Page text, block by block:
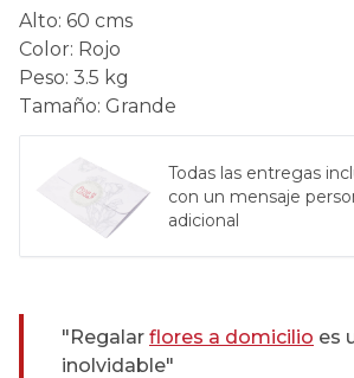
Alto: 60 cms
Color: Rojo
Peso: 3.5 kg
Tamaño: Grande
Todas las entregas
con un mensaje
adicional
"Regalar flores a domicilio es
inolvidable"